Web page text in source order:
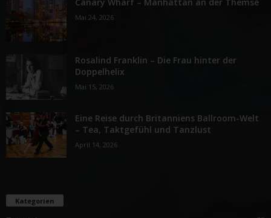
Canary Wharf – Manhattan an der Themse
Mai 24, 2026
Rosalind Franklin – Die Frau hinter der
Doppelhelix
Mai 15, 2026
Eine Reise durch Britanniens Ballroom-Welt
– Tea, Taktgefühl und Tanzlust
April 14, 2026
Kategorien